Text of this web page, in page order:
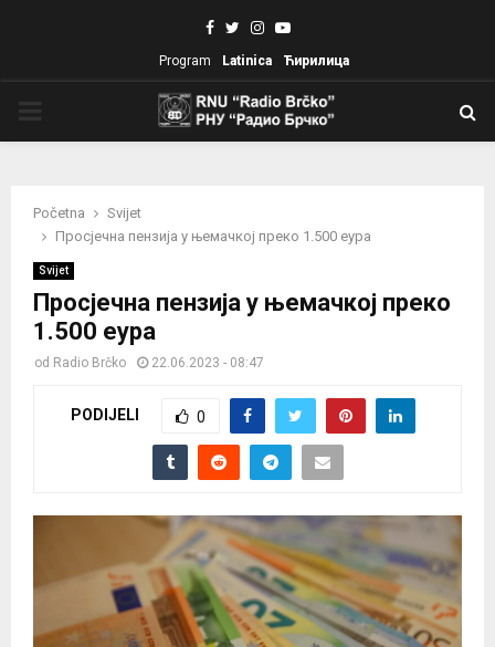
Facebook
TwitterInstagram
Youtube
Program Latinica Ћирилица
Početna
Svijet
Просјечна пензија у њемачкој преко 1.500 еура
Svijet
Просјечна пензија у њемачкој преко
1.500 еура
od Radio Brčko 22.06.2023 - 08:47
PODIJELI 0